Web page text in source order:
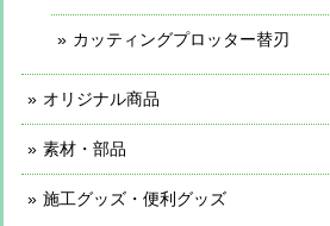
カッティングプロッター替刃
オリジナル商品
素材・部品
施工グッズ・便利グッズ